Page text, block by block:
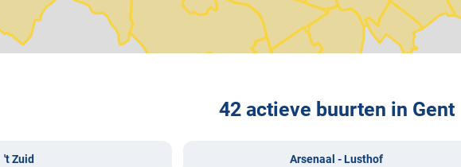
42 actieve buurten in Gent
't Zuid Arsenaal - Lusthof